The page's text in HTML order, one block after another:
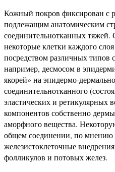
Кожный покров фиксирован с
подлежащим анатомическим
соединительнотканных
некоторые клетки каждого
посредством различных типов
например, десмосом в
якорей» на эпидермо-
соединительнотканного
эластических и ретикулярных
компонентов собственно
аморфного вещества.
общем соединении, по
железистоклеточные
фолликулов и потовых желез.